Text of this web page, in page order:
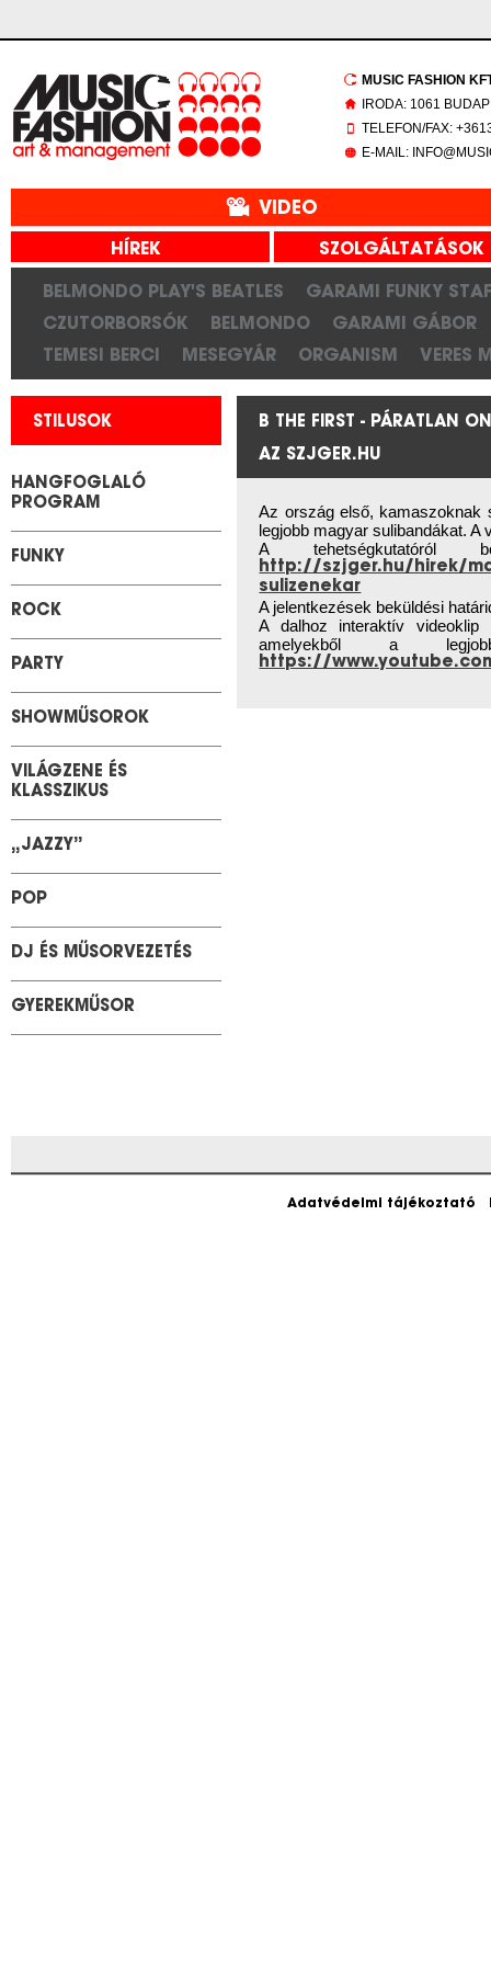
MUSIC FASHION
IRODA: 1061
TELEFON/FAX:
E-MAIL:
VIDEO
HÍREK SZOLGÁLTATÁSOK
BELMONDO PLAY'S BEATLES
GARAMI FUNKY
CZUTORBORSÓK
BELMONDO
GARAMI GÁBOR
TEMESI BERCI
MESEGYÁR ORGANISM VERES
STILUSOK
HANGFOGLALÓ
PROGRAM
FUNKY
ROCK
PARTY
SHOWMŰSOROK
VILÁGZENE ÉS
KLASSZIKUS
„JAZZY”
POP
DJ ÉS MŰSORVEZETÉS
GYEREKMŰSOR
B THE FIRST - PÁRATLAN
AZ SZJGER.HU
Az ország első, kamaszoknak
legjobb magyar sulibandákat.
A tehetségkutatóról
http://szjger.hu/hirek/
sulizenekar
A jelentkezések beküldési
A dalhoz interaktív
amelyekből a
https://
Adatvédelmi tájékoztató